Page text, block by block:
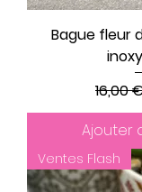
Bague fleur
Prix
16,00
Ajouter
Ventes Flash